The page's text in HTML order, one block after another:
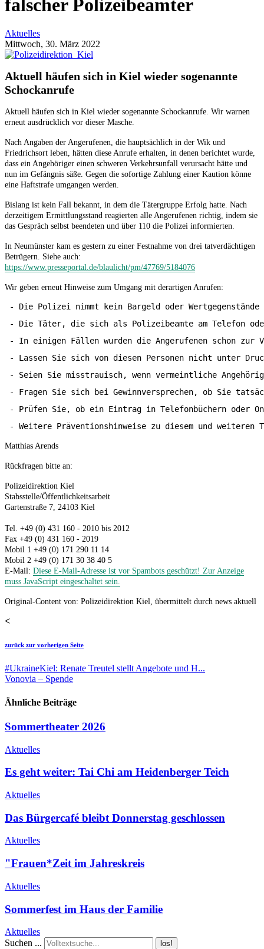
falscher Polizeibeamter
Aktuelles
Mittwoch, 30. März 2022
Aktuell häufen sich in Kiel wieder sogenannte
Schockanrufe
Aktuell häufen sich in Kiel wieder sogenannte Schockanrufe. Wir warnen
erneut ausdrücklich vor dieser Masche.
Nach Angaben der Angerufenen, die hauptsächlich in der Wik und
Friedrichsort leben, hätten diese Anrufe erhalten, in denen berichtet wurde,
dass ein Angehöriger einen schweren Verkehrsunfall verursacht hätte und
nun im Gefängnis säße. Gegen die sofortige Zahlung einer Kaution könne
eine Haftstrafe umgangen werden.
Bislang ist kein Fall bekannt, in dem die Tätergruppe Erfolg hatte. Nach
derzeitigem Ermittlungsstand reagierten alle Angerufenen richtig, indem sie
das Gespräch selbst beendeten und über 110 die Polizei informierten.
In Neumünster kam es gestern zu einer Festnahme von drei tatverdächtigen
Betrügern. Siehe auch:
https://www.presseportal.de/blaulicht/pm/47769/5184076
Wir geben erneut Hinweise zum Umgang mit derartigen Anrufen:
- Die Polizei nimmt kein Bargeld oder
- Die Täter, die sich als Polizeibeamte am Telefon
- In einigen Fällen wurden die Angerufenen schon
- Lassen Sie sich von diesen Personen nicht unter
- Seien Sie misstrauisch, wenn vermeintliche
- Fragen Sie sich bei Gewinnversprechen, ob Sie
- Prüfen Sie, ob ein Eintrag in Telefonbüchern oder
- Weitere Präventionshinweise zu diesem und
Matthias Arends
Rückfragen bitte an:
Polizeidirektion Kiel
Stabsstelle/Öffentlichkeitsarbeit
Gartenstraße 7, 24103 Kiel
Tel. +49 (0) 431 160 - 2010 bis 2012
Fax +49 (0) 431 160 - 2019
Mobil 1 +49 (0) 171 290 11 14
Mobil 2 +49 (0) 171 30 38 40 5
E-Mail: Diese E-Mail-Adresse ist vor Spambots geschützt! Zur Anzeige
muss JavaScript eingeschaltet sein.
Original-Content von: Polizeidirektion Kiel, übermittelt durch news aktuell
<
zurück zur vorherigen Seite
#UkraineKiel: Renate Treutel stellt Angebote und H...
Vonovia – Spende
Ähnliche Beiträge
Sommertheater 2026
Aktuelles
Es geht weiter: Tai Chi am Heidenberger Teich
Aktuelles
Das Bürgercafé bleibt Donnerstag geschlossen
Aktuelles
"Frauen*Zeit im Jahreskreis
Aktuelles
Sommerfest im Haus der Familie
Aktuelles
Suchen ...
los!